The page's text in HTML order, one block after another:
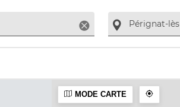
Supprimer
MODE CARTE